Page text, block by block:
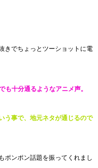
きでちょっとツーショットに電
も十分通るようなアニメ声。
う事で、地元ネタが通じるので
ポンポン話題を振ってくれまし